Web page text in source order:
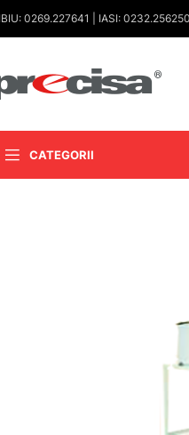
0269.227641 | IASI:
CATEGORII